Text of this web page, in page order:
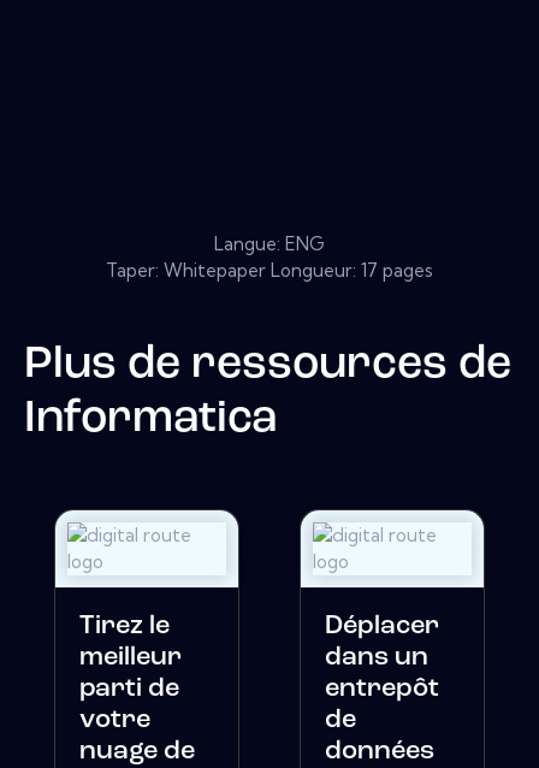
Langue: ENG
Taper: Whitepaper Longueur: 17 pages
Plus de ressources de
Informatica
Tirez le
meilleur
parti de
votre
nuage de
Déplacer
dans un
entrepôt
de
données